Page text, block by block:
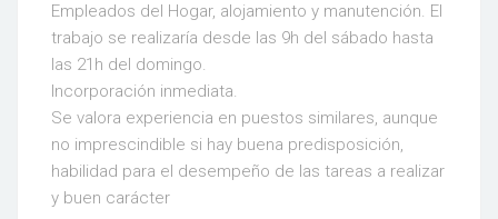
Empleados del Hogar, alojamiento y manutención. El
trabajo se realizaría desde las 9h del sábado hasta
las 21h del domingo.
Incorporación inmediata.
Se valora experiencia en puestos similares, aunque
no imprescindible si hay buena predisposición,
habilidad para el desempeño de las tareas a realizar
y buen carácter